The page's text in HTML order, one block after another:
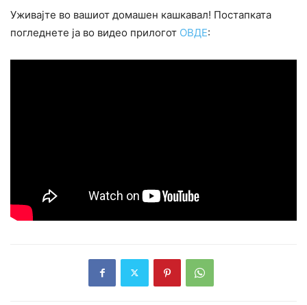
Уживајте во вашиот домашен кашкавал! Постапката
погледнете ја во видео прилогот ОВДЕ: